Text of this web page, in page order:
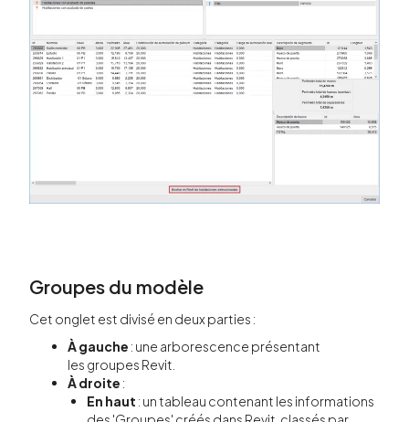
Groupes du modèle
Cet onglet est divisé en deux parties :
À gauche : une arborescence présentant
les groupes Revit.
À droite :
En haut : un tableau contenant les informations